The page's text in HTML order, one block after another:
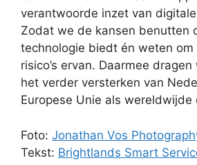
verantwoorde inzet van
Zodat we de kansen benutten
technologie biedt én weten
risico’s ervan. Daarmee
het verder versterken van
Europese Unie als wereldwijde
Foto: Jonathan Vos
Tekst: Brightlands Smart